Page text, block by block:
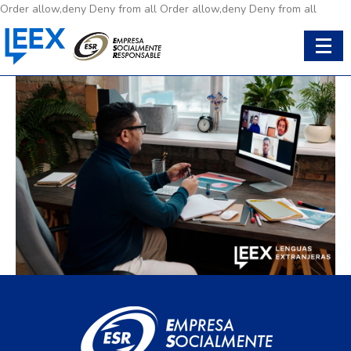
Order allow,deny Deny from all Order allow,deny Deny from all